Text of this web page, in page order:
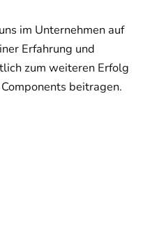
im Unternehmen auf
Erfahrung und
zum weiteren Erfolg
beitragen.